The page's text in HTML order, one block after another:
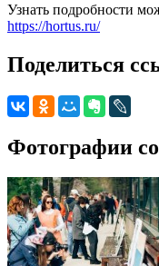
Узнать подробности
https://hortus.ru/
Поделиться
Фотографии